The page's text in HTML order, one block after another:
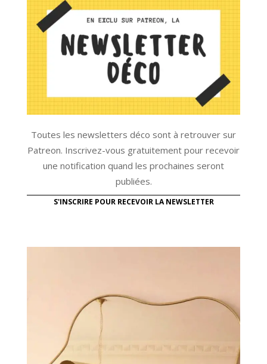
Toutes les newsletters déco sont à retrouver sur
Patreon. Inscrivez-vous gratuitement pour recevoir
une notification quand les prochaines seront
publiées.
S'INSCRIRE POUR RECEVOIR LA NEWSLETTER